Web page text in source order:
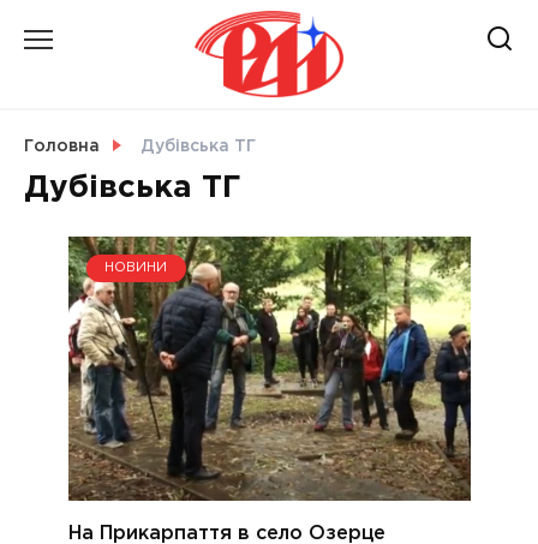
СВІТ
УКРАЇНА
Головна Дубівська ТГ
Дубівська ТГ
НОВИНИ
На Прикарпаття в село Озерце